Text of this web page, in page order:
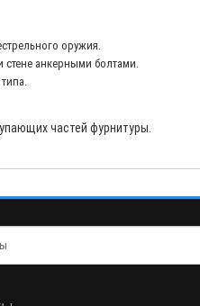
оружия.
стене анкерными болтами.
частей фурнитуры.